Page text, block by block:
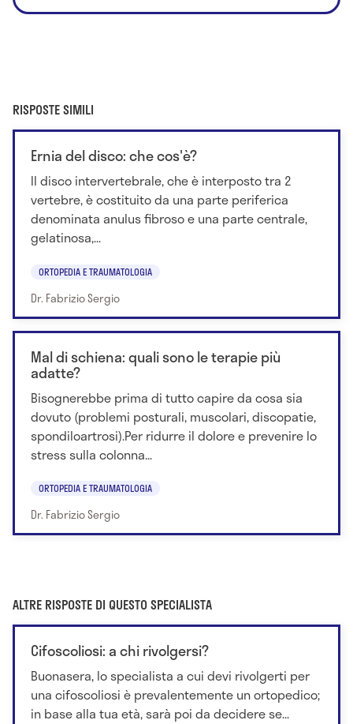
RISPOSTE SIMILI
Ernia del disco: che cos'è?
Il disco intervertebrale, che è interposto tra 2
vertebre, è costituito da una parte periferica
denominata anulus fibroso e una parte centrale,
gelatinosa,...
ORTOPEDIA E TRAUMATOLOGIA
Dr. Fabrizio Sergio
Mal di schiena: quali sono le terapie più
adatte?
Bisognerebbe prima di tutto capire da cosa sia
dovuto (problemi posturali, muscolari, discopatie,
spondiloartrosi).Per ridurre il dolore e prevenire lo
stress sulla colonna...
ORTOPEDIA E TRAUMATOLOGIA
Dr. Fabrizio Sergio
ALTRE RISPOSTE DI QUESTO SPECIALISTA
Cifoscoliosi: a chi rivolgersi?
Buonasera, lo specialista a cui devi rivolgerti per
una cifoscoliosi è prevalentemente un ortopedico;
in base alla tua età, sarà poi da decidere se...